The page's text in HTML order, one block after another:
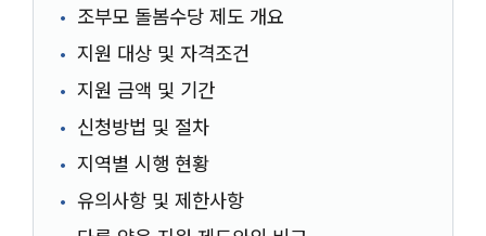
조부모 돌봄수당 제도 개요
지원 대상 및 자격조건
지원 금액 및 기간
신청방법 및 절차
지역별 시행 현황
유의사항 및 제한사항